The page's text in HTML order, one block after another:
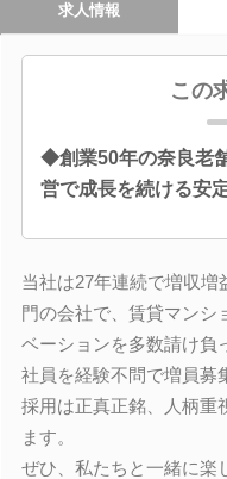
求人情報
この
◆創業50年の奈良老
営で成長を続ける安
当社は27年連続で増収
門の会社で、賃貸マンシ
ベーションを多数請け負
社員を経験不問で増員募
採用は正真正銘、人柄重
ます。
ぜひ、私たちと一緒に楽